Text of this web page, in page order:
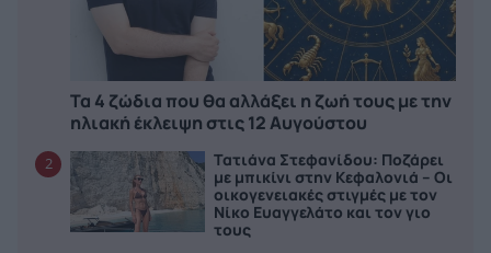
Τα 4 ζώδια που θα αλλάξει η ζωή τους με την
ηλιακή έκλειψη στις 12 Αυγούστου
2
Τατιάνα Στεφανίδου: Ποζάρει
με μπικίνι στην Κεφαλονιά – Οι
οικογενειακές στιγμές με τον
Νίκο Ευαγγελάτο και τον γιο
τους